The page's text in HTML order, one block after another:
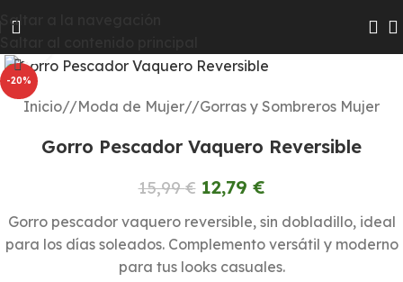
Saltar a la navegación
para que te resulte más fácil encontrar todas las
novedades
-20%
Inicio/ Moda de Mujer/ Gorras y Sombreros Mujer
Gorro Pescador Vaquero Reversible
15,99€ 12,79 €
Gorro pescador vaquero reversible, sin dobladillo, ideal
para los días soleados. Complemento versátil y moderno
para tus looks casuales.